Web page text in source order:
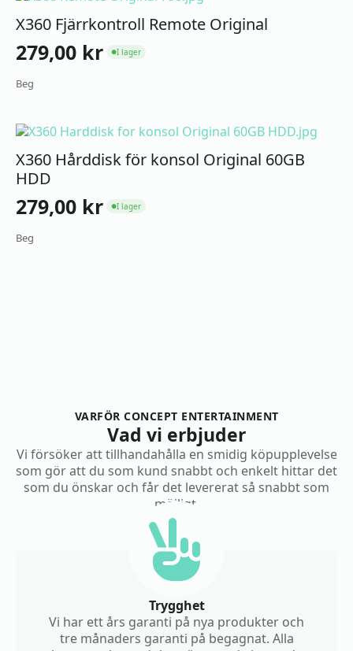
X360 Fjärrkontroll Remote Original
279,00 kr ●I lager
Beg
X360 Hårddisk för konsol Original 60GB
HDD
279,00 kr ●I lager
Beg
VARFÖR CONCEPT ENTERTAINMENT
Vad vi erbjuder
Vi försöker att tillhandahålla en smidig köpupplevelse
som gör att du som kund snabbt och enkelt hittar det
som du önskar och får det levererat så snabbt som
möjligt.
Trygghet
Vi har ett års garanti på nya produkter och
tre månaders garanti på begagnat. Alla